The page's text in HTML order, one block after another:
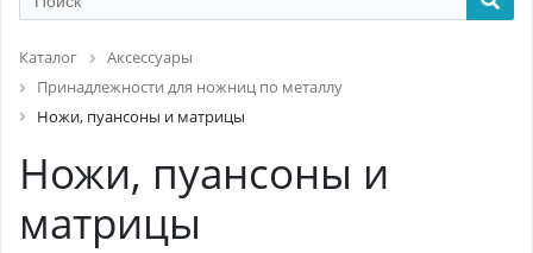
Каталог
Аксессуары
Принадлежности для ножниц по металлу
Ножи, пуансоны и матрицы
Ножи, пуансоны и
матрицы